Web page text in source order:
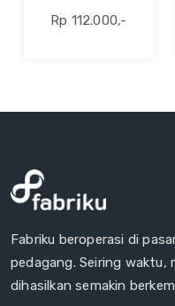
24S 42"
Rp 112.000,-
Fabriku beroperasi di
pedagang. Seiring waktu,
dihasilkan semakin